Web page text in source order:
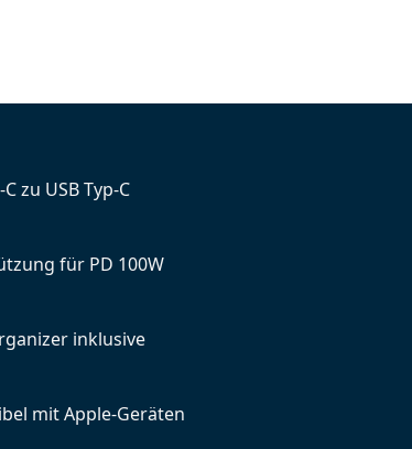
C zu USB Typ-C
für PD 100W
inklusive
mit Apple-Geräten